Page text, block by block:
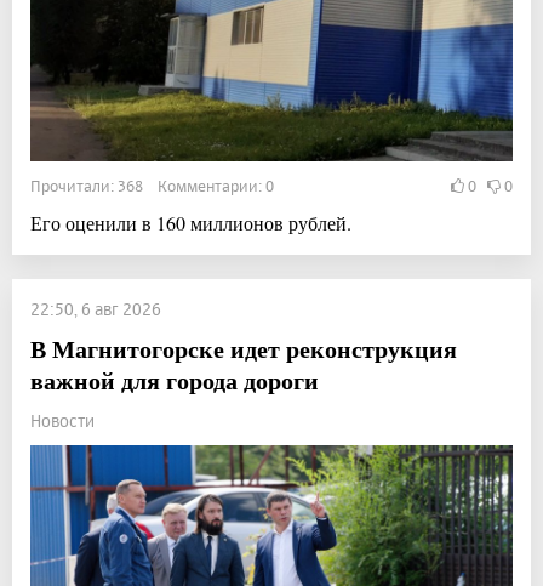
Прочитали: 368 Комментарии: 0 0 0
Его оценили в 160 миллионов рублей.
22:50, 6 авг 2026
В Магнитогорске идет реконструкция
важной для города дороги
Новости